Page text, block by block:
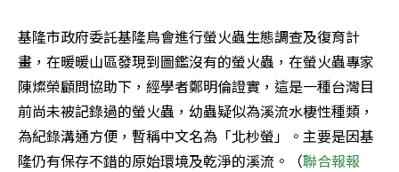
基隆市政府委託基隆鳥會進行螢火蟲生態調查及復育計
畫，在暖暖山區發現到圖鑑沒有的螢火蟲，在螢火蟲專家
陳燦榮顧問協助下，經學者鄭明倫證實，這是一種台灣目
前尚未被記錄過的螢火蟲，幼蟲疑似為溪流水棲性種類，
為紀錄溝通方便，暫稱中文名為「北杪螢」。主要是因基
隆仍有保存不錯的原始環境及乾淨的溪流。（聯合報報